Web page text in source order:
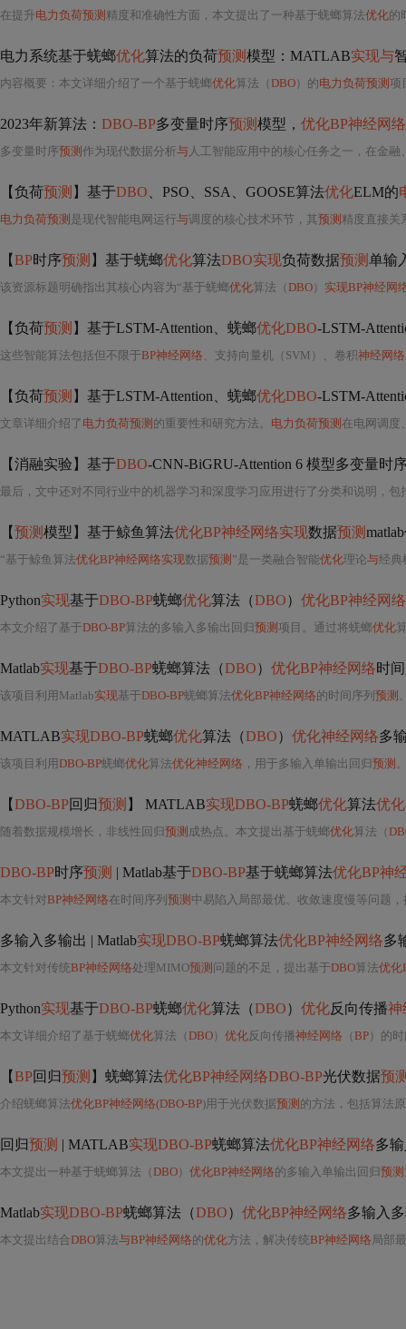
在提升电力负荷预测 精度和准确性方面，本文提出了一种基于蜣螂算法优化的
电力系统基于蜣螂优化算法的负荷预测 模型：MATLAB实现与
内容概要：本文详细介绍了一个基于蜣螂优化算法（DBO）的电力负荷预测 项
2023年新算法： DBO-BP多变量时序预测 模型， 优化BP神经网络
多变量时序预测 作为现代数据分析与人工智能应用中的核心任务之一，在金融、气象、能源管理、交通流
【负荷预测 】基于DBO 、PSO、SSA、GOOSE算法优化ELM的
电力负荷预测 是现代智能电网运行与调度的核心技术环节，其预测 精度直接关系
【BP时序预测 】基于蜣螂优化算法DBO实现负荷数据预测 单输
该资源标题明确指出其核心内容为“基于蜣螂优化算法（DBO） 实现BP神经网
【负荷预测 】基于LSTM-Attention、蜣螂优化DBO-LSTM-
这些智能算法包括但不限于BP神经网络 、支持向量机（SVM）、卷积神经网络
【负荷预测 】基于LSTM-Attention、蜣螂优化DBO-LSTM-
文章详细介绍了 电力负荷预测 的重要性和研究方法。 电力负荷预测 在电网调度
【消融实验】基于DBO-CNN-BiGRU-Attention 6 模型多变量时
最后，文中还对不同行业中的机器学习和深度学习应用进行了分类和说明，包
【预测 模型】基于鲸鱼算法优化BP神经网络实现数据预测
“基于鲸鱼算法优化BP神经网络实现数据预测 ”是一类融合智能优化理论与经典
Python实现基于DBO-BP蜣螂优化算法（DBO） 优化BP神经网络
本文介绍了基于DBO-BP算法的多输入多输出回归 预测 项目。通过将蜣螂优化
Matlab实现基于DBO-BP蜣螂算法（DBO） 优化BP神经网络时
该项目利用Matlab实现基于DBO-BP蜣螂算法优化BP神经网络的时间序列 预测
MATLAB实现DBO-BP蜣螂优化算法（DBO） 优化神经网络多
该项目利用DBO-BP蜣螂优化算法优化神经网络 ，用于多输入单输出回归 预测
【DBO-BP回归预测 】 MATLAB实现DBO-BP蜣螂优化算法优
随着数据规模增长，非线性回归 预测 成热点。本文提出基于蜣螂优化算法（
DBO-BP时序预测 | Matlab基于DBO-BP基于蜣螂算法优化BP神
本文针对BP神经网络在时间序列 预测 中易陷入局部最优、收敛速度慢等问题
多输入多输出 | Matlab实现DBO-BP蜣螂算法优化BP神经网络多
本文针对传统BP神经网络处理MIMO预测 问题的不足，提出基于DBO算法优化
Python实现基于DBO-BP蜣螂优化算法（DBO） 优化反向传播神
本文详细介绍了基于蜣螂优化算法（DBO） 优化反向传播神经网络 （BP）的
【BP回归预测 】蜣螂算法优化BP神经网络DBO-BP光伏数据预
介绍蜣螂算法优化BP神经网络(DBO-BP)用于光伏数据预测 的方法，包括算法
回归预测 | MATLAB实现DBO-BP蜣螂算法优化BP神经网络多
本文提出一种基于蜣螂算法（DBO） 优化BP神经网络的多输入单输出回归 预测
Matlab实现DBO-BP蜣螂算法（DBO） 优化BP神经网络多输入
本文提出结合DBO算法与BP神经网络的优化方法，解决传统BP神经网络 局部